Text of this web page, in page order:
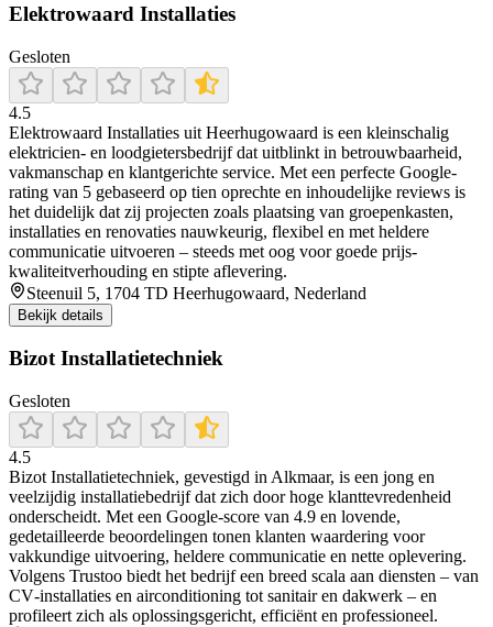
Elektrowaard Installaties
Gesloten
4.5
Elektrowaard Installaties uit Heerhugowaard is een kleinschalig
elektricien- en loodgietersbedrijf dat uitblinkt in betrouwbaarheid,
vakmanschap en klantgerichte service. Met een perfecte Google-
rating van 5 gebaseerd op tien oprechte en inhoudelijke reviews is
het duidelijk dat zij projecten zoals plaatsing van groepenkasten,
installaties en renovaties nauwkeurig, flexibel en met heldere
communicatie uitvoeren – steeds met oog voor goede prijs-
kwaliteitverhouding en stipte aflevering.
Steenuil 5, 1704 TD Heerhugowaard, Nederland
Bekijk details
Bizot Installatietechniek
Gesloten
4.5
Bizot Installatietechniek, gevestigd in Alkmaar, is een jong en
veelzijdig installatiebedrijf dat zich door hoge klanttevredenheid
onderscheidt. Met een Google-score van 4.9 en lovende,
gedetailleerde beoordelingen tonen klanten waardering voor
vakkundige uitvoering, heldere communicatie en nette oplevering.
Volgens Trustoo biedt het bedrijf een breed scala aan diensten – van
CV‐installaties en airconditioning tot sanitair en dakwerk – en
profileert zich als oplossingsgericht, efficiënt en professioneel.